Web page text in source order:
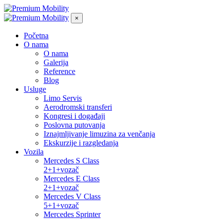
×
Početna
O nama
O nama
Galerija
Reference
Blog
Usluge
Limo Servis
Aerodromski transferi
Kongresi i događaji
Poslovna putovanja
Iznajmljivanje limuzina za venčanja
Ekskurzije i razgledanja
Vozila
Mercedes S Class
2+1+vozač
Mercedes E Class
2+1+vozač
Mercedes V Class
5+1+vozač
Mercedes Sprinter